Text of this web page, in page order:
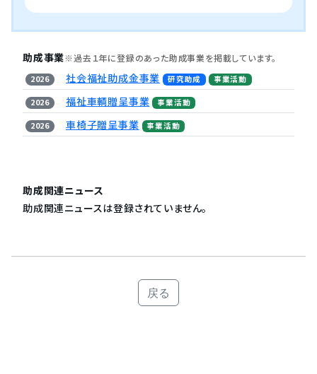
助成事業※過去１年に登録のあった助成事業を掲載しています。
2026 社会福祉助成金事業 研究助成 事業活動
2026 福祉車輌贈呈事業 事業活動
2026 車椅子贈呈事業 事業活動
助成関連ニュース
助成関連ニュースは登録されていません。
戻る